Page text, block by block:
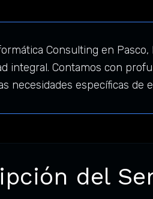
Consulting en
integral. Contamos con
necesidades específicas
del